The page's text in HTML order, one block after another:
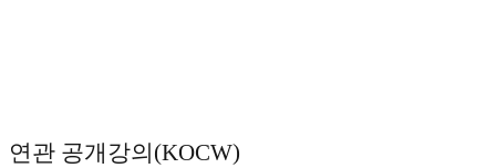
연관 공개강의(KOCW)